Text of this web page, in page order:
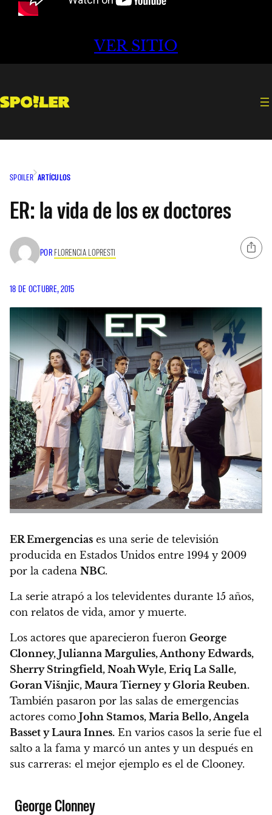
VER SITIO
SPOILER ARTÍCULOS
ER: la vida de los ex doctores
POR FLORENCIA LOPRESTI
18 DE OCTUBRE, 2015
ER Emergencias es una serie de televisión
producida en Estados Unidos entre 1994 y 2009
por la cadena NBC.
La serie atrapó a los televidentes durante 15 años,
con relatos de vida, amor y muerte.
Los actores que aparecieron fueron George
Clonney, Julianna Margulies, Anthony Edwards,
Sherry Stringfield, Noah Wyle, Eriq La Salle,
Goran Višnjic, Maura Tierney y Gloria Reuben.
También pasaron por las salas de emergencias
actores como John Stamos, Maria Bello, Angela
Basset y Laura Innes. En varios casos la serie fue el
salto a la fama y marcó un antes y un después en
sus carreras: el mejor ejemplo es el de Clooney.
George Clonney